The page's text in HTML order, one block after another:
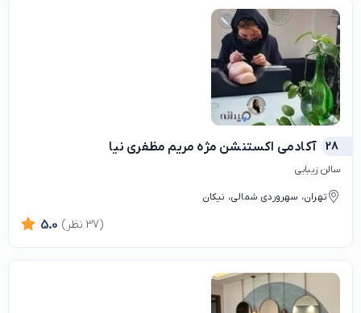
28 آکادمی اکستنشن مژه مریم مظفری نیا
سالن زیبایی
تهران، سهروردی شمالی، نیکان
5.0 (37 نظر)